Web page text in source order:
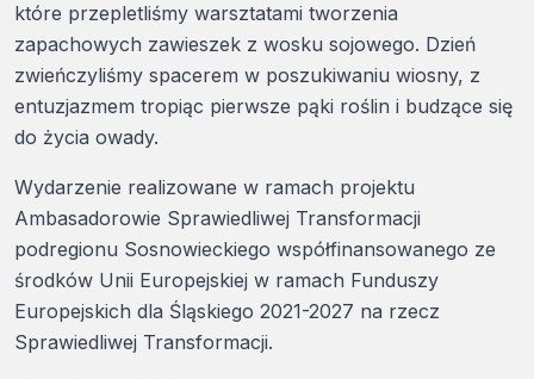
które przepletliśmy warsztatami tworzenia
zapachowych zawieszek z wosku sojowego. Dzień
zwieńczyliśmy spacerem w poszukiwaniu wiosny, z
entuzjazmem tropiąc pierwsze pąki roślin i budzące się
do życia owady.
Wydarzenie realizowane w ramach projektu
Ambasadorowie Sprawiedliwej Transformacji
podregionu Sosnowieckiego współfinansowanego ze
środków Unii Europejskiej w ramach Funduszy
Europejskich dla Śląskiego 2021-2027 na rzecz
Sprawiedliwej Transformacji.